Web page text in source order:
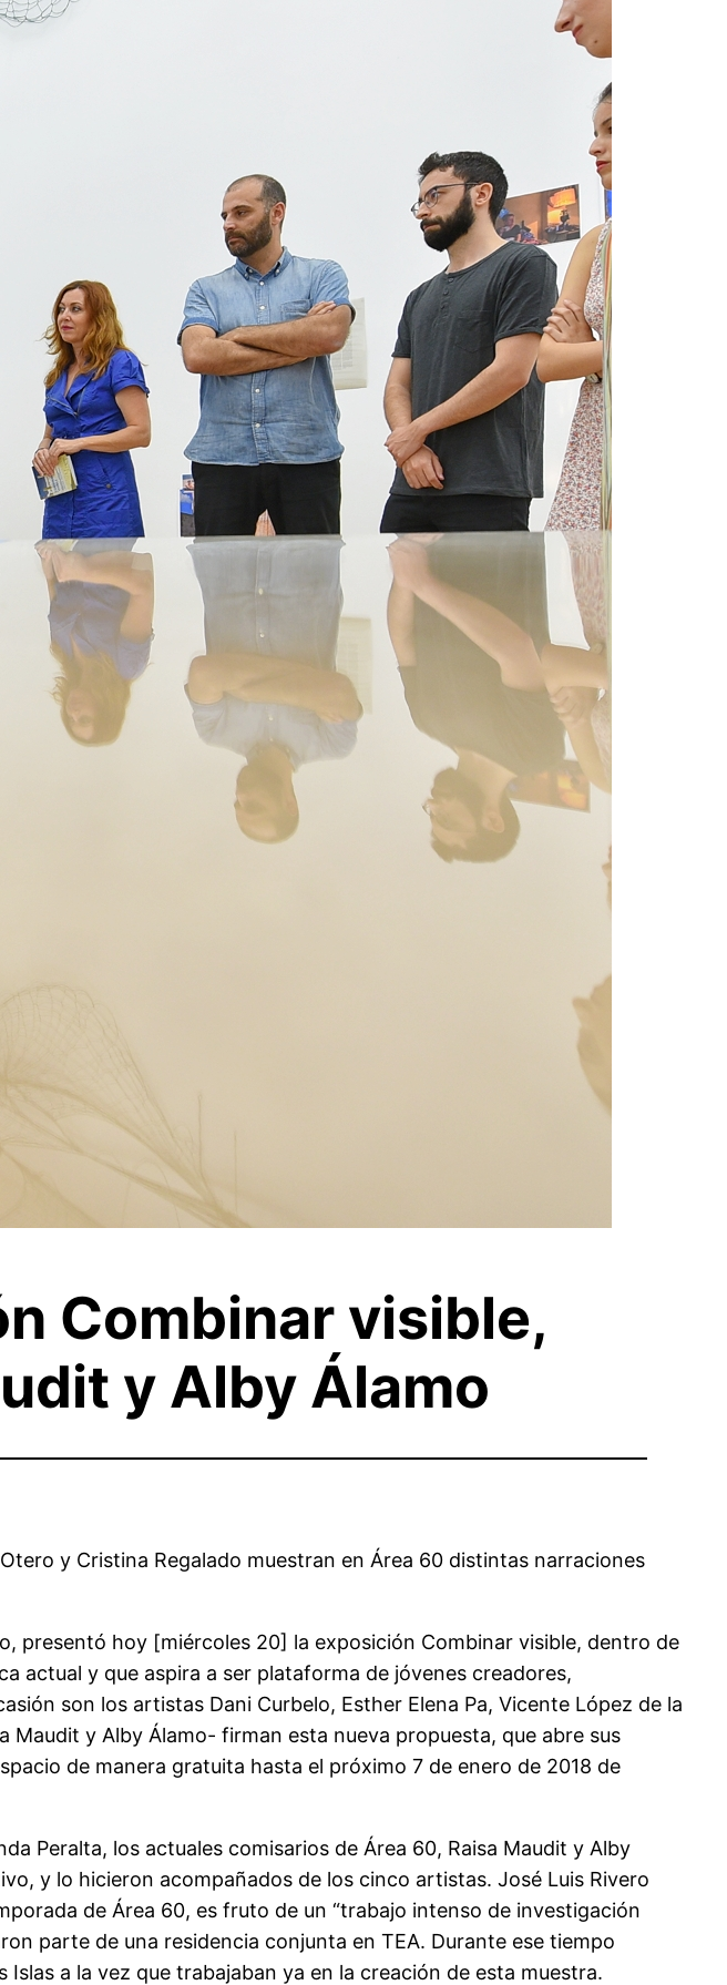
Combinar visible,
y Alby Álamo
y Cristina Regalado muestran en Área 60 distintas narraciones
presentó hoy [miércoles 20] la exposición Combinar visible, dentro de
actual y que aspira a ser plataforma de jóvenes creadores,
son los artistas Dani Curbelo, Esther Elena Pa, Vicente López de la
Maudit y Alby Álamo- firman esta nueva propuesta, que abre sus
de manera gratuita hasta el próximo 7 de enero de 2018 de
Peralta, los actuales comisarios de Área 60, Raisa Maudit y Alby
y lo hicieron acompañados de los cinco artistas. José Luis Rivero
de Área 60, es fruto de un “trabajo intenso de investigación
parte de una residencia conjunta en TEA. Durante ese tiempo
a la vez que trabajaban ya en la creación de esta muestra.